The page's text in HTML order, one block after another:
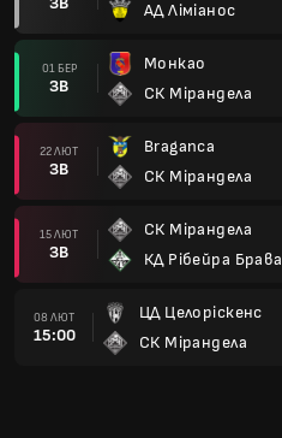
АД Ліміанос
01 БЕР
ЗВ
Монкао
СК Мірандела
22 ЛЮТ
ЗВ
Braganca
СК Мірандела
15 ЛЮТ
ЗВ
СК Мірандела
КД Рібейра Брава
08 ЛЮТ
15:00
ЦД Целоріскенс
СК Мірандела